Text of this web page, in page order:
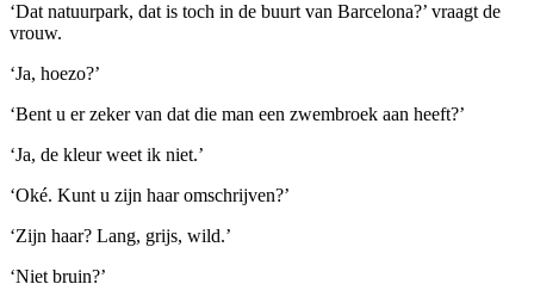
‘Dat natuurpark, dat is toch in de buurt van Barcelona?’ vraagt de
vrouw.
‘Ja, hoezo?’
‘Bent u er zeker van dat die man een zwembroek aan heeft?’
‘Ja, de kleur weet ik niet.’
‘Oké. Kunt u zijn haar omschrijven?’
‘Zijn haar? Lang, grijs, wild.’
‘Niet bruin?’